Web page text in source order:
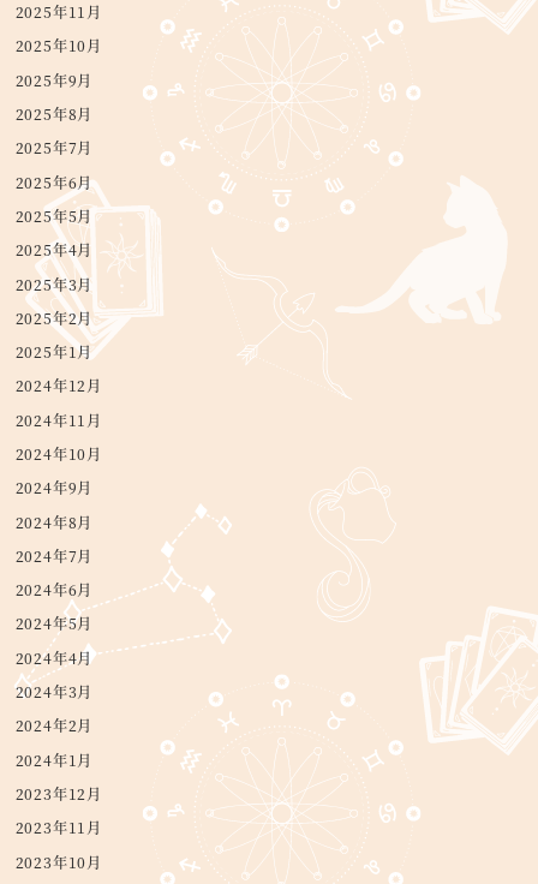
2025年11月
2025年10月
2025年9月
2025年8月
2025年7月
2025年6月
2025年5月
2025年4月
2025年3月
2025年2月
2025年1月
2024年12月
2024年11月
2024年10月
2024年9月
2024年8月
2024年7月
2024年6月
2024年5月
2024年4月
2024年3月
2024年2月
2024年1月
2023年12月
2023年11月
2023年10月